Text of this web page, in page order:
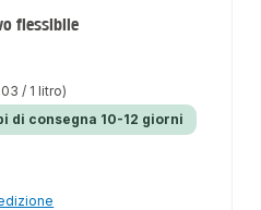
flessibile
/ 1 litro)
di consegna 10-12 giorni